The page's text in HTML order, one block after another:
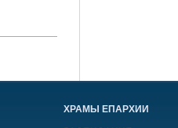
ХРАМЫ ЕПАРХИИ